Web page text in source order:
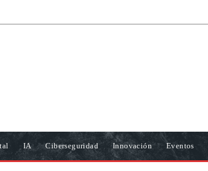
IA Ciberseguridad Innovación Eventos